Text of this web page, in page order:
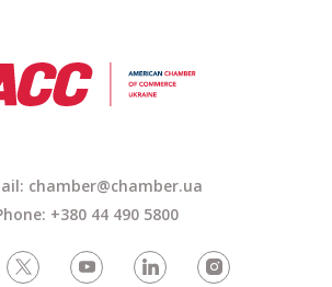
chamber@chamber.ua
+380 44 490 5800